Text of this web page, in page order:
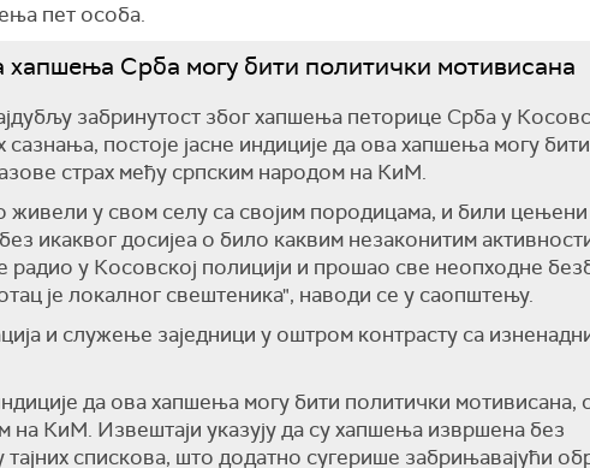
пет особа.
хапшења Срба могу бити политички мотивисана
забринутост због хапшења петорице Срба у
постоје јасне индиције да ова хапшења могу бити
страх међу српским народом на КиМ.
у свом селу са својим породицама, и били цењени
икаквог досијеа о било каквим незаконитим
у Косовској полицији и прошао све неопходне
је локалног свештеника", наводи се у саопштењу.
и служење заједници у оштром контрасту са
да ова хапшења могу бити политички мотивисана,
на КиМ. Извештаји указују да су хапшења извршена без
спискова, што додатно сугерише забрињавајући